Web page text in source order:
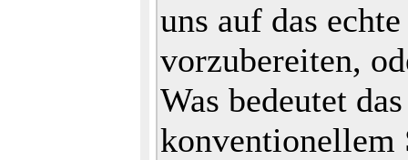
uns auf das
vorzubereiten,
Was bedeutet
konventionellem